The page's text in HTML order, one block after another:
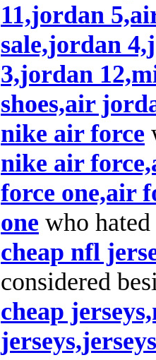
11,jordan
sale,jordan
3,jordan
shoes,air
nike air force
nike air
force one,air
one who
cheap nfl
considered
cheap